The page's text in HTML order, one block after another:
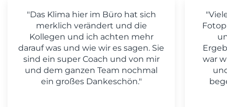
"Das Klima hier im Büro hat sich
merklich verändert und die
Kollegen und ich achten mehr
darauf was und wie wir es sagen. Sie
sind ein super Coach und von mir
und dem ganzen Team nochmal
ein großes Dankeschön."
war